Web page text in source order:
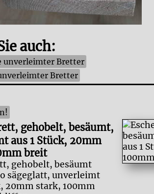
auch:
unverleimter Bretter
Bretter
gehobelt, besäumt,
aus 1 Stück, 20mm
breit
gehobelt, besäumt
sägeglatt, unverleimt
20mm stark, 100mm